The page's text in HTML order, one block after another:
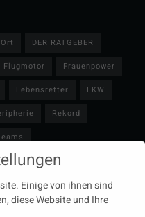
DER RATGEBER
Flugmotor
Frauenpower
Lebensretter
LKW
Rekord
Video
Einige von ihnen sind
diese Website und Ihre